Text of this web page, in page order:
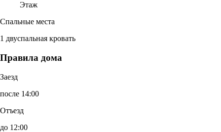
Этаж
Спальные места
1 двуспальная кровать
Правила дома
Заезд
после 14:00
Отъезд
до 12:00